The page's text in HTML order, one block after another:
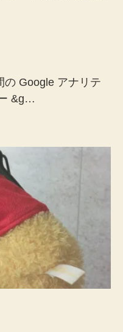
の Google アナリテ
&g…